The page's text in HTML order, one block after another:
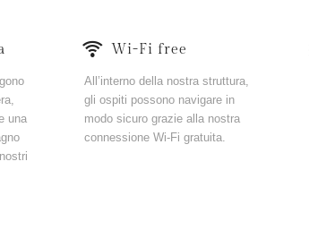
una
Wi-Fi free
All’interno della nostra struttura,
gli ospiti possono navigare in
modo sicuro grazie alla nostra
connessione Wi-Fi gratuita.